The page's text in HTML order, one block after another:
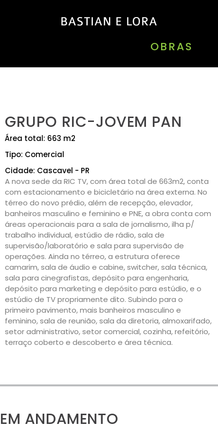
OBRAS
GRUPO RIC-JOVEM PAN
Área total: 663 m2
Tipo: Comercial
Cidade: Cascavel - PR
A nova sede da RIC TV, com área total de 663m2, conta
com estacionamento e bicicletário na área externa. No
térreo do novo prédio, além de recepção, elevador,
banheiros masculino e feminino e PNE, a obra conta com
áreas operacionais para a sala de jornalismo, ilha p/
trabalho individual, estúdio de rádio, sala de
supervisão/laboratório e sala para supervisão de
operações. Ainda no térreo, a estrutura oferece
camarim, sala de áudio e cabine, switcher, sala técnica,
sala para cinegrafistas, depósito para engenharia,
depósito para marketing e depósito para estúdio, e o
estúdio de TV propriamente dito. Subindo para o
primeiro pavimento, mais banheiros masculino e
feminino, sala de reunião, sala da diretoria, almoxarifado,
setor administrativo, setor comercial, cozinha, refeitório,
terraço coberto e descoberto e área técnica.
EM ANDAMENTO